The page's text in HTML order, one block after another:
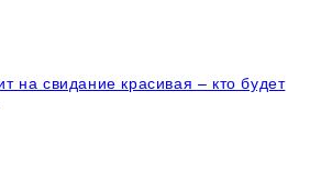
на свидание красивая – кто будет